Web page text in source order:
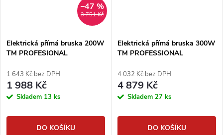
3 751 Kč
–47 %
Elektrická přímá bruska 200W
TM PROFESIONAL
1 643 Kč bez DPH
1 988 Kč
Skladem 13 ks
DO KOŠÍKU
Elektrická přímá bruska 300W
TM PROFESSIONAL
4 032 Kč bez DPH
4 879 Kč
Skladem 27 ks
DO KOŠÍKU